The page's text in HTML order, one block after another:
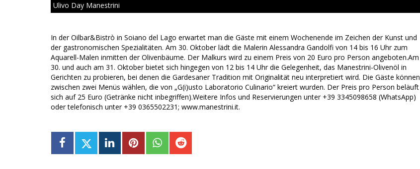
Ulivo Day Manestrini
In der Oilbar&Bistrò in Soiano del Lago erwartet man die Gäste mit einem Wochenende im Zeichen der Kunst und
der gastronomischen Spezialitäten. Am 30. Oktober lädt die Malerin Alessandra Gandolfi von 14 bis 16 Uhr zum
Aquarell-Malen inmitten der Olivenbäume. Der Malkurs wird zu einem Preis von 20 Euro pro Person angeboten.Am
30. und auch am 31. Oktober bietet sich hingegen von 12 bis 14 Uhr die Gelegenheit, das Manestrini-Olivenöl in
Gerichten zu probieren, bei denen die Gardesaner Tradition mit Originalität neu interpretiert wird. Die Gäste können
zwischen zwei Menüs wählen, die von „G(i)usto Laboratorio Culinario“ kreiert wurden. Der Preis pro Person beläuft
sich auf 25 Euro (Getränke nicht inbegriffen).Weitere Infos und Reservierungen unter +39 3345098658 (WhatsApp)
oder telefonisch unter +39 0365502231; www.manestrini.it.